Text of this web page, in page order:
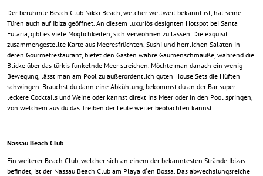
Der berühmte Beach Club Nikki Beach, welcher weltweit bekannt ist, hat seine
Türen auch auf Ibiza geöffnet. An diesem luxuriös designten Hotspot bei Santa
Eularia, gibt es viele Möglichkeiten, sich verwöhnen zu lassen. Die exquisit
zusammengestellte Karte aus Meeresfrüchten, Sushi und herrlichen Salaten in
deren Gourmetrestaurant, bietet den Gästen wahre Gaumenschmäuße, während die
Blicke über das türkis funkelnde Meer streichen. Möchte man danach ein wenig
Bewegung, lässt man am Pool zu außerordentlich guten House Sets die Hüften
schwingen. Brauchst du dann eine Abkühlung, bekommst du an der Bar super
leckere Cocktails und Weine oder kannst direkt ins Meer oder in den Pool springen,
von welchem aus du das Treiben der Leute weiter beobachten kannst.
Nassau Beach Club
Ein weiterer Beach Club, welcher sich an einem der bekanntesten Strände Ibizas
befindet, ist der Nassau Beach Club am Playa d´en Bossa. Das abwechslungsreiche